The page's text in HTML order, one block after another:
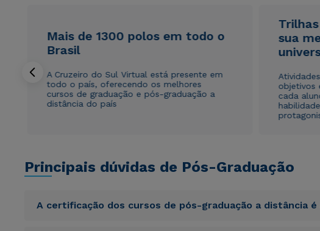
Mais de 1300 polos em todo o
Brasil
A Cruzeiro do Sul Virtual está presente em
todo o país, oferecendo os melhores
cursos de graduação e pós-graduação a
distância do país
sua
objetivos
cada
Principais dúvidas de Pós-Graduação
A certificação dos cursos de pós-graduação a distância é